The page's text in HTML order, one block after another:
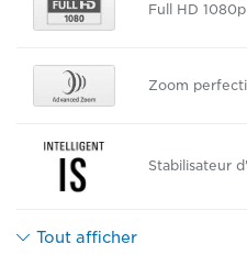
Full HD 1080p
Zoom
Stabilisateur
Tout afficher